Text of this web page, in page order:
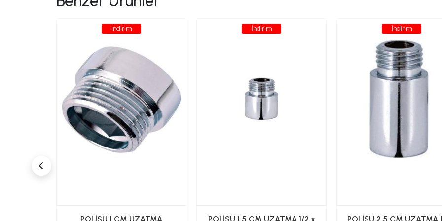
İndirim
POLİSU 1 CM UZATMA
İndirim
POLİSU 1,5 CM UZATMA 1/2 x
İndirim
POLİSU 2,5 CM UZATMA